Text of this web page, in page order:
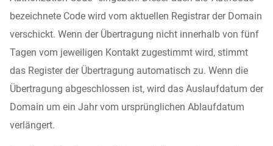
bezeichnete Code wird vom aktuellen Registrar der Domain
verschickt. Wenn der Übertragung nicht innerhalb von fünf
Tagen vom jeweiligen Kontakt zugestimmt wird, stimmt
das Register der Übertragung automatisch zu. Wenn die
Übertragung abgeschlossen ist, wird das Auslaufdatum der
Domain um ein Jahr vom ursprünglichen Ablaufdatum
verlängert.